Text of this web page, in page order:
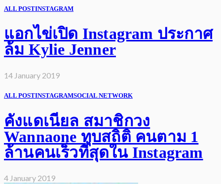
ALL POSTINSTAGRAM
แอกไข่เปิด Instagram ประกาศ
ล้ม Kylie Jenner
14 January 2019
ALL POSTINSTAGRAMSOCIAL NETWORK
คังแดเนียล สมาชิกวง
Wannaone ทุบสถิติ คนตาม 1
ล้านคนเร็วที่สุดใน Instagram
4 January 2019